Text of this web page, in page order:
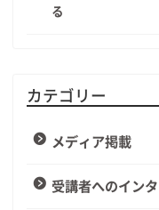
る
カテゴリー
メディア掲載
受講者へのイン